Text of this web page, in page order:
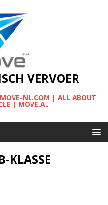
VERVOER
NL.COM | ALL ABOUT
| MOVE.AL
KLASSE